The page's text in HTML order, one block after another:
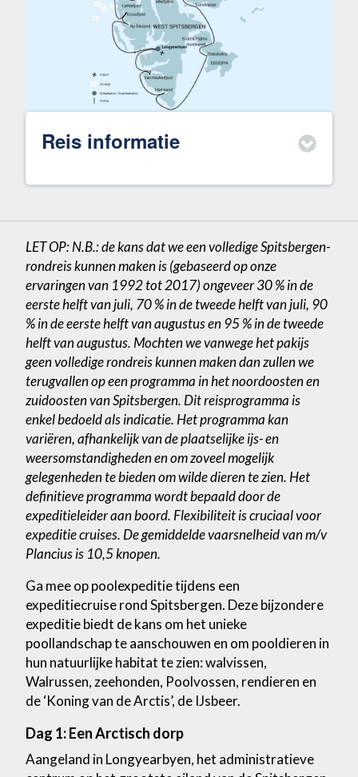
Reis informatie
LET OP: N.B.: de kans dat we een volledige Spitsbergen-
rondreis kunnen maken is (gebaseerd op onze
ervaringen van 1992 tot 2017) ongeveer 30 % in de
eerste helft van juli, 70 % in de tweede helft van juli, 90
% in de eerste helft van augustus en 95 % in de tweede
helft van augustus. Mochten we vanwege het pakijs
geen volledige rondreis kunnen maken dan zullen we
terugvallen op een programma in het noordoosten en
zuidoosten van Spitsbergen. Dit reisprogramma is
enkel bedoeld als indicatie. Het programma kan
variëren, afhankelijk van de plaatselijke ijs- en
weersomstandigheden en om zoveel mogelijk
gelegenheden te bieden om wilde dieren te zien. Het
definitieve programma wordt bepaald door de
expeditieleider aan boord. Flexibiliteit is cruciaal voor
expeditie cruises. De gemiddelde vaarsnelheid van m/v
Plancius is 10,5 knopen.
Ga mee op poolexpeditie tijdens een
expeditiecruise rond Spitsbergen. Deze bijzondere
expeditie biedt de kans om het unieke
poollandschap te aanschouwen en om pooldieren in
hun natuurlijke habitat te zien: walvissen,
Walrussen, zeehonden, Poolvossen, rendieren en
de ‘Koning van de Arctis’, de IJsbeer.
Dag 1: Een Arctisch dorp
Aangeland in Longyearbyen, het administratieve